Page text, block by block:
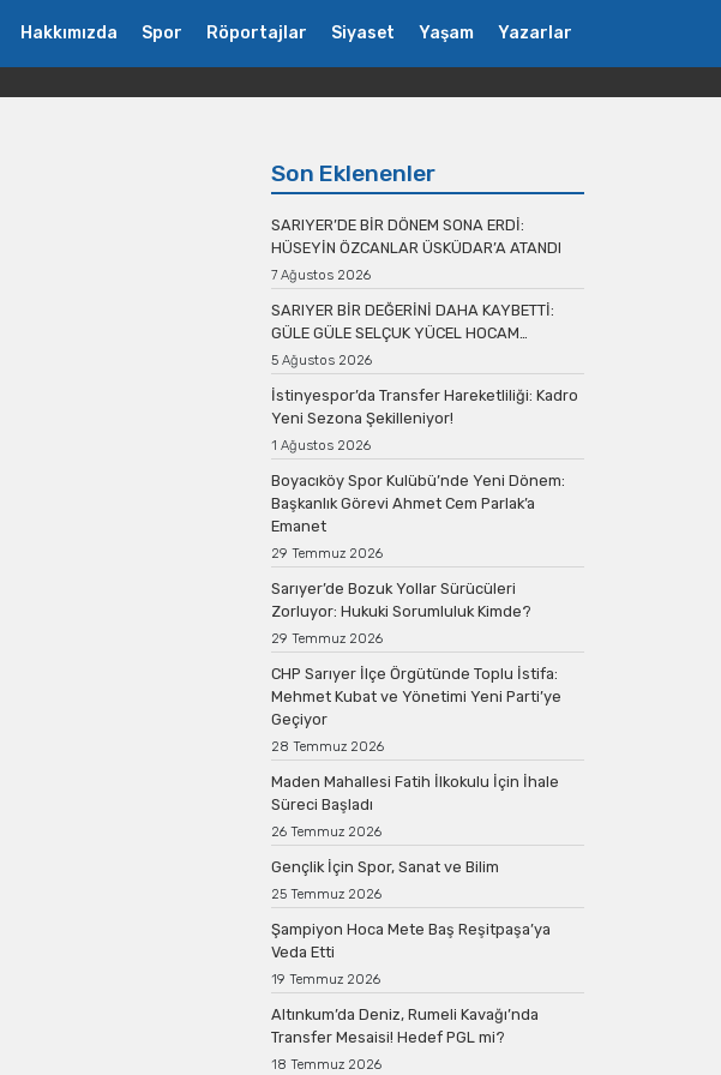
Hakkımızda Spor Röportajlar Siyaset Yaşam Yazarlar
Son Eklenenler
SARIYER’DE BİR DÖNEM SONA ERDİ:
HÜSEYİN ÖZCANLAR ÜSKÜDAR’A ATANDI
7 Ağustos 2026
SARIYER BİR DEĞERİNİ DAHA KAYBETTİ:
GÜLE GÜLE SELÇUK YÜCEL HOCAM…
5 Ağustos 2026
İstinyespor’da Transfer Hareketliliği: Kadro
Yeni Sezona Şekilleniyor!
1 Ağustos 2026
Boyacıköy Spor Kulübü’nde Yeni Dönem:
Başkanlık Görevi Ahmet Cem Parlak’a
Emanet
29 Temmuz 2026
Sarıyer’de Bozuk Yollar Sürücüleri
Zorluyor: Hukuki Sorumluluk Kimde?
29 Temmuz 2026
CHP Sarıyer İlçe Örgütünde Toplu İstifa:
Mehmet Kubat ve Yönetimi Yeni Parti’ye
Geçiyor
28 Temmuz 2026
Maden Mahallesi Fatih İlkokulu İçin İhale
Süreci Başladı
26 Temmuz 2026
Gençlik İçin Spor, Sanat ve Bilim
25 Temmuz 2026
Şampiyon Hoca Mete Baş Reşitpaşa’ya
Veda Etti
19 Temmuz 2026
Altınkum’da Deniz, Rumeli Kavağı’nda
Transfer Mesaisi! Hedef PGL mi?
18 Temmuz 2026